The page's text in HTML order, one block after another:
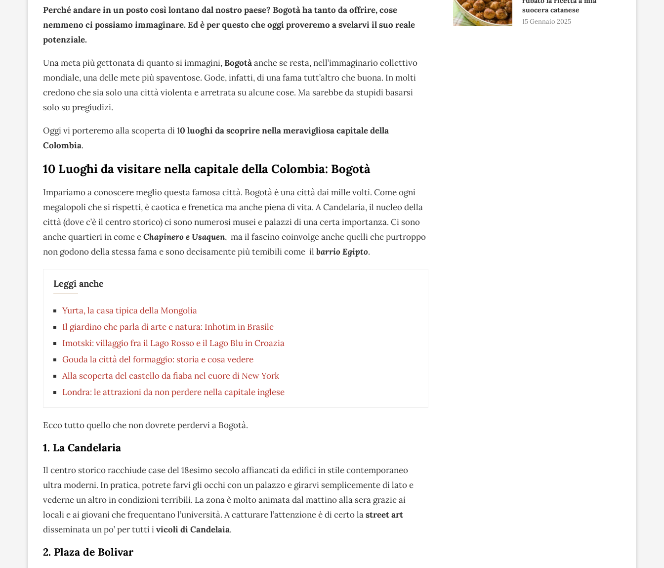
Perché andare in un posto così lontano dal nostro paese? Bogotà ha tanto da offrire, cose
nemmeno ci possiamo immaginare. Ed è per questo che oggi proveremo a svelarvi il suo reale
potenziale.
Una meta più gettonata di quanto si immagini,Bogotàanche se resta, nell’immaginario collettivo
mondiale, una delle mete più spaventose. Gode, infatti, di una fama tutt’altro che buona. In molti
credono che sia solo una città violenta e arretrata su alcune cose. Ma sarebbe da stupidi basarsi
solo su pregiudizi.
Oggi vi porteremo alla scoperta di 10 luoghi da scoprire nella meravigliosa capitale della
Colombia.
10 Luoghi da visitare nella capitale della Colombia: Bogotà
Impariamo a conoscere meglio questa famosa città. Bogotà è una città dai mille volti. Come ogni
megalopoli che si rispetti, è caotica e frenetica ma anche piena di vita. A Candelaria, il nucleo della
città (dove c’è il centro storico) ci sono numerosi musei e palazzi di una certa importanza. Ci sono
anche quartieri in come eChapinero e Usaquen, ma il fascino coinvolge anche quelli che purtroppo
non godono della stessa fama e sono decisamente più temibili come il barrio Egipto.
Leggi anche
Yurta, la casa tipica della Mongolia
Il giardino che parla di arte e natura: Inhotim in Brasile
Imotski: villaggio fra il Lago Rosso e il Lago Blu in Croazia
Gouda la città del formaggio: storia e cosa vedere
Alla scoperta del castello da fiaba nel cuore di New York
Londra: le attrazioni da non perdere nella capitale inglese
Ecco tutto quello che non dovrete perdervi a Bogotà.
1. La Candelaria
Il centro storico racchiude case del 18esimo secolo affiancati da edifici in stile contemporaneo
ultra moderni. In pratica, potrete farvi gli occhi con un palazzo e girarvi semplicemente di lato e
vederne un altro in condizioni terribili. La zona è molto animata dal mattino alla sera grazie ai
locali e ai giovani che frequentano l’università. A catturare l’attenzione è di certo lastreet art
disseminata un po’ per tutti ivicoli di Candelaia.
2. Plaza de Bolivar
suocera catanese
15 Gennaio 2025